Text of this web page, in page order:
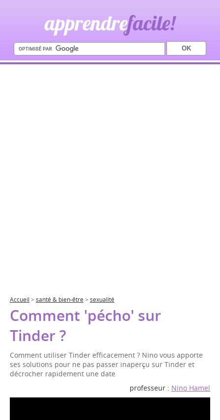
apprendrefacile!
Accueil > santé & bien-être > sexualité
Comment 'pécho' sur
Tinder ?
Comment utiliser Tinder efficacement ? Nino vous apporte
ses solutions pour ne pas passer inaperçu sur Tinder et
décrocher rapidement une date
professeur : Nino Hamel